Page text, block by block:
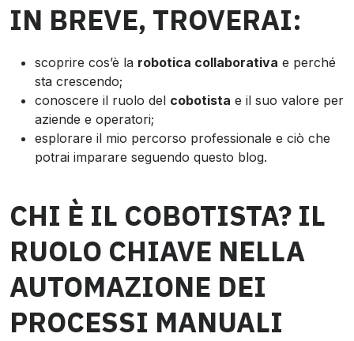
IN BREVE, TROVERAI:
scoprire cos’è la robotica collaborativa e perché
sta crescendo;
conoscere il ruolo del cobotista e il suo valore per
aziende e operatori;
esplorare il mio percorso professionale e ciò che
potrai imparare seguendo questo blog.
CHI È IL COBOTISTA? IL
RUOLO CHIAVE NELLA
AUTOMAZIONE DEI
PROCESSI MANUALI